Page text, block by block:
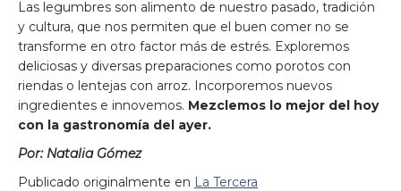
Las legumbres son alimento de nuestro pasado, tradición
y cultura, que nos permiten que el buen comer no se
transforme en otro factor más de estrés. Exploremos
deliciosas y diversas preparaciones como porotos con
riendas o lentejas con arroz. Incorporemos nuevos
ingredientes e innovemos. Mezclemos lo mejor del hoy
con la gastronomía del ayer.
Por: Natalia Gómez
Publicado originalmente en La Tercera